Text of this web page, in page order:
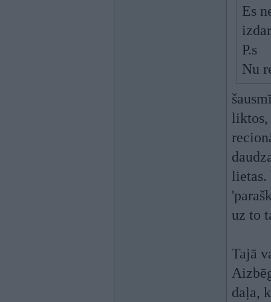
Es
P.s
Nu
liktos,
lietas.
uz to
Tajā
daļa,